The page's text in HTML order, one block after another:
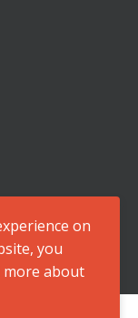
on
you
more about